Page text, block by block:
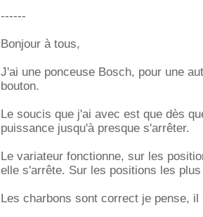
------
Bonjour à tous,
J'ai une ponceuse Bosch, pour une
bouton.
Le soucis que j'ai avec est que dès
puissance jusqu'à presque s'arrêter.
Le variateur fonctionne, sur les
elle s'arrête. Sur les positions les
Les charbons sont correct je pense,